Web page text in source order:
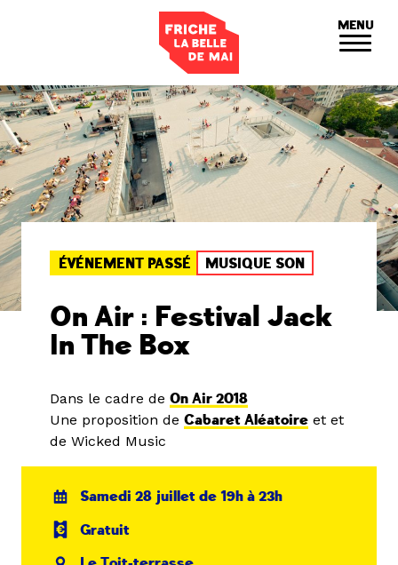
MENU
ÉVÉNEMENT PASSÉ MUSIQUE SON
On Air : Festival Jack
In The Box
Dans le cadre de On Air 2018
Une proposition de Cabaret Aléatoire et et
de Wicked Music
Samedi 28 juillet de 19h à 23h
Gratuit
Panneau de gestion des cookies